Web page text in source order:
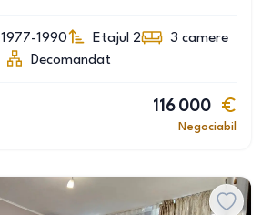
1977-1990 Etajul 2 3 camere
Decomandat
116 000
Negociabil